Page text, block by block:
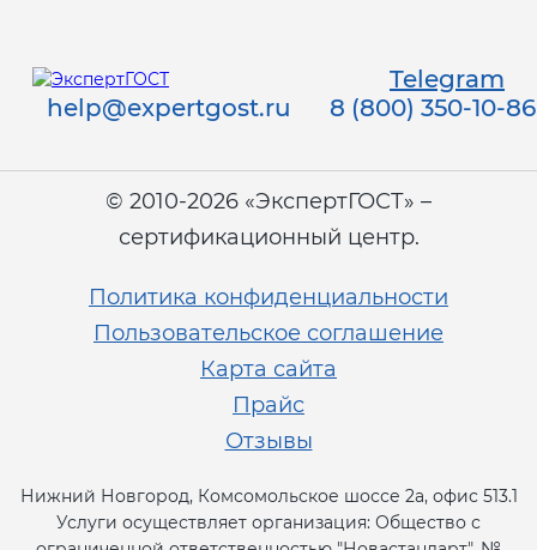
Telegram
help@expertgost.ru
8 (800) 350-10-86
© 2010-2026 «ЭкспертГОСТ» –
сертификационный центр.
Политика конфиденциальности
Пользовательское соглашение
Карта сайта
Прайс
Отзывы
Нижний Новгород, Комсомольское шоссе 2а, офис 513.1
Услуги осуществляет организация: Общество с